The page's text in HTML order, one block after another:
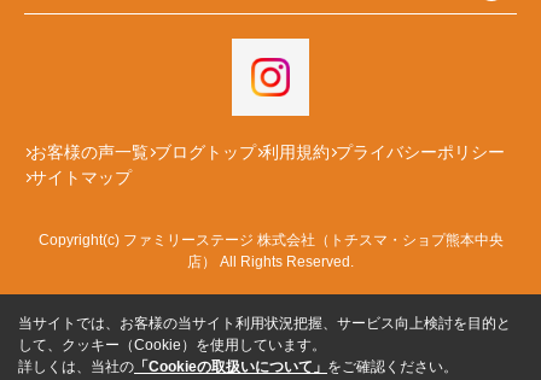
お客様の声一覧 ブログトップ 利用規約 プライバシーポリシー
サイトマップ
Copyright(c) ファミリーステージ 株式会社（トチスマ・ショプ熊本中央
店） All Rights Reserved.
当サイトでは、お客様の当サイト利用状況把握、サービス向上検討を目的と
して、クッキー（Cookie）を使用しています。
詳しくは、当社の 「Cookieの取扱いについて」 をご確認ください。